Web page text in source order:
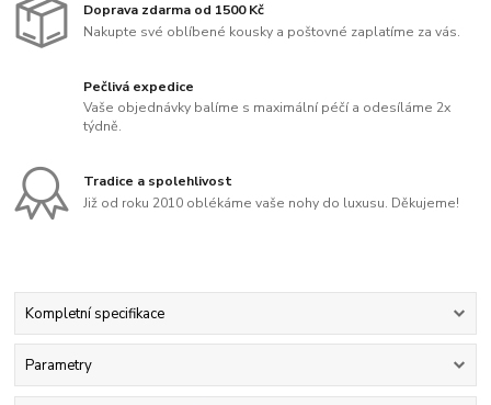
Doprava zdarma od 1500 Kč
Nakupte své oblíbené kousky a poštovné zaplatíme za vás.
Pečlivá expedice
Vaše objednávky balíme s maximální péčí a odesíláme 2x
týdně.
Tradice a spolehlivost
Již od roku 2010 oblékáme vaše nohy do luxusu. Děkujeme!
Kompletní specifikace
Parametry